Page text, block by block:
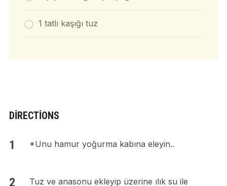
1 tatlı kaşığı tuz
DIRECTIONS
*Unu hamur yoğurma kabına eleyin..
Tuz ve anasonu ekleyip üzerine ılık su ile